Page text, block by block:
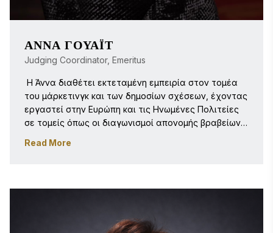
ΆΝΝΑ ΓΟΥΆΙΤ
Judging Coordinator, Emeritus
Η Άννα διαθέτει εκτεταμένη εμπειρία στον τομέα
του μάρκετινγκ και των δημοσίων σχέσεων, έχοντας
εργαστεί στην Ευρώπη και τις Ηνωμένες Πολιτείες
σε τομείς όπως οι διαγωνισμοί απονομής βραβείων,
του Ηνωμένου Βασιλείου, η Άννα μετακόμισε στις
Awards το 2006, όπου συνέγραφε άρθρα για το blog
και το ηλεκτρονικό ενημερωτικό δελτίο. Σήμερα
Read More